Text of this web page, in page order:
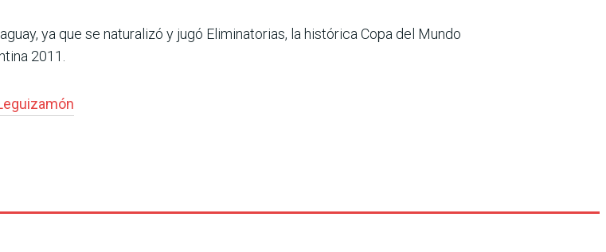
ya que se naturalizó y jugó Eliminatorias, la histórica Copa del Mundo
2011.